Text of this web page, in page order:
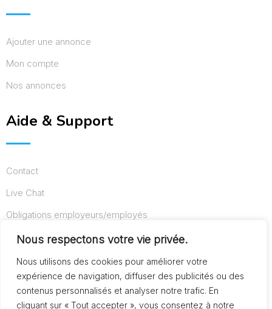
Nous respectons votre vie privée.
Nous utilisons des cookies pour améliorer votre
expérience de navigation, diffuser des publicités ou des
contenus personnalisés et analyser notre trafic. En
cliquant sur « Tout accepter », vous consentez à notre
Ajouter une annonce
Mon compte
Nos annonces
Aide & Support
Contact
Live Chat
Obligations employeurs/employés
Conditions d’utilisation
Mentions légales